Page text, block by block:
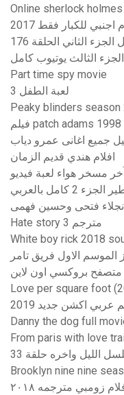
Online sherlock
اجنبي للكبار فقط 2017
الثاني الحلقة 176
الجزء الثالث يوتيوب كامل
Part time spy movie
لعبة الطفل 3
جميع اغانى عمرو دياب
افلام هندي قديم الزمان
آخر مسخر هواء لعبة فيديو
2 كامل بالعربي
نجلاء فتحى وحسين فهمى
Hate story 3 مترجم
White boy rick 2018
الموسم الاول فريق تامر
متصفح بروكسي اون لاين
Love per square foot
عربي اكشن جديد 2019
From paris with love
الليل واخره حلقة 33
زومبي مترجمه ٢٠١٨